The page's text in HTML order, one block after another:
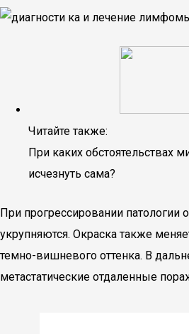
Читайте также:
При каких обстоятельствах
исчезнуть сама?
При прогрессировании патологии
укрупняются. Окраска также
темно-вишневого оттенка. В
метастатические отдаленные